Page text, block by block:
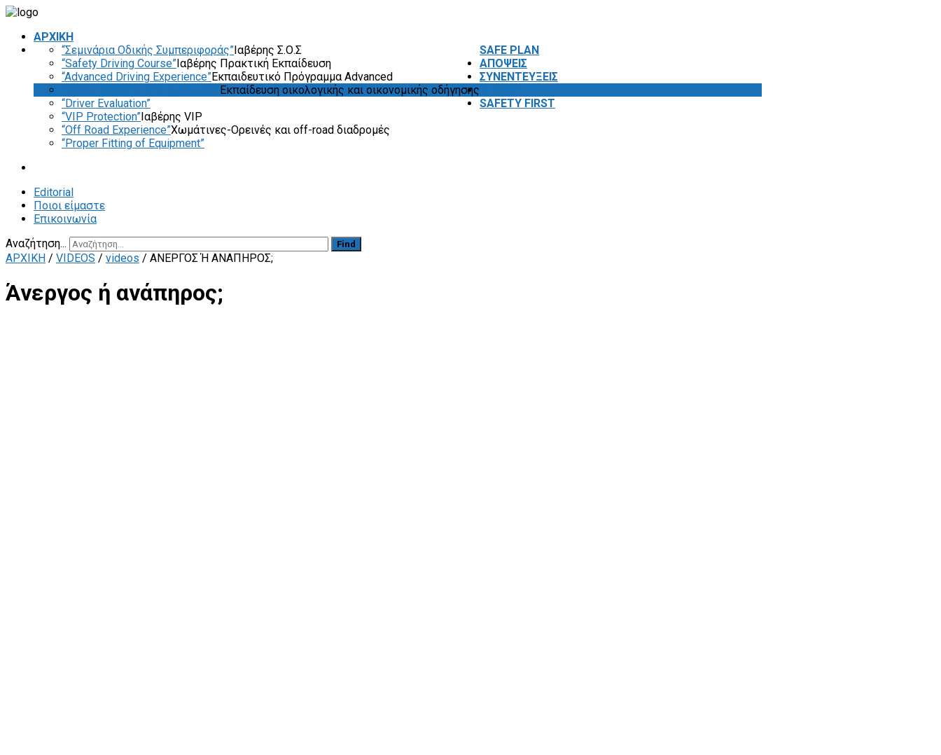
ΑΡΧΙΚΗ
SAFE PLAN
“Σεμινάρια Οδικής Συμπεριφοράς”Ιαβέρης Σ.Ο.Σ
“Safety Driving Course”Ιαβέρης Πρακτική Εκπαίδευση
“Advanced Driving Experience”Εκπαιδευτικό Πρόγραμμα Advanced
Εκπαίδευση οικολογικής και οικονομικής οδήγησης
“Driver Evaluation”
“VIP Protection”Ιαβέρης VIP
“Off Road Experience”Χωμάτινες-Ορεινές και off-road διαδρομές
“Proper Fitting of Equipment”
ΑΠΟΨΕΙΣ
ΣΥΝΕΝΤΕΥΞΕΙΣ
SAFETY FIRST
Editorial
Ποιοι είμαστε
Επικοινωνία
Αναζήτηση...
Find
ΑΡΧΙΚΗ / VIDEOS / videos / ΆΝΕΡΓΟΣ Ή ΑΝΆΠΗΡΟΣ;
Άνεργος ή ανάπηρος;